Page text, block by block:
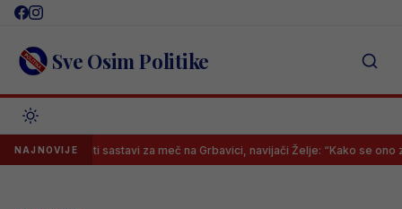
Skip
content Sve Osim Politike
NAJNOVIJE
Poznati sastavi za meč na Grbavici, navijači Želje: “Kako se ono zove